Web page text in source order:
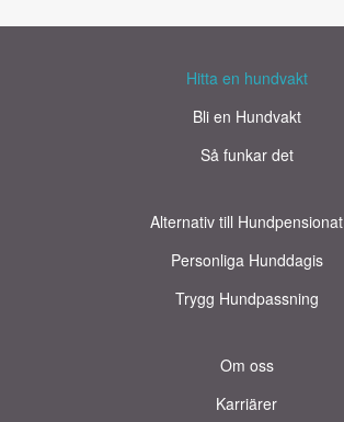
Hitta en hundvakt
Bli en Hundvakt
Så funkar det
Alternativ till Hundpensionat
Personliga Hunddagis
Trygg Hundpassning
Om oss
Karriärer